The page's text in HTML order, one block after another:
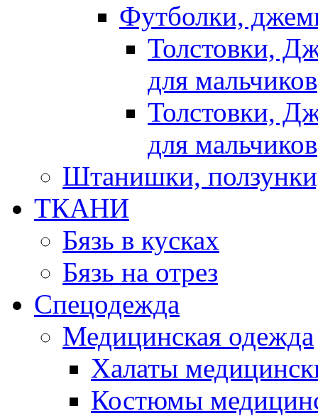
Футболки,
Толстовки,
для мальчиков
Толстовки,
для мальчиков
Штанишки,
ТКАНИ
Бязь в кусках
Бязь на отрез
Спецодежда
Медицинская одежда
Халаты
Костюмы